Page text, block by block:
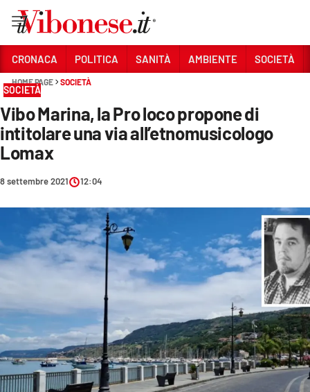
Sezioni
CRONACA
POLITICA
SOCIETÀ
CULTURA
ECONOMIA E LAVORO
EVENTI
SPORT
Streaming
CRONACA POLITICA SANITÀ AMBIENTE SOCIETÀ
HOME PAGE SOCIETÀ
SOCIETÀ
Vibo Marina, la Pro loco propone di
intitolare una via all’etnomusicologo
Lomax
8 settembre 2021 12:04